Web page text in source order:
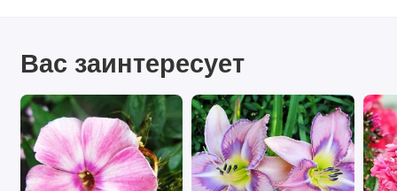
Вас заинтересует